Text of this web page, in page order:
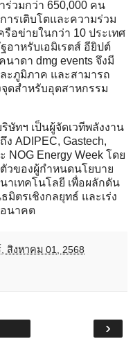
ร่วมกว่า 650,000 คน
รเติบโตและความร่วม
อข่ายในกว่า 10 ประเทศ
อาหรับเอมิเรตส์ อียิปต์
าดา dmg events จึงมี
ะภูมิภาค และสามารถ
ดสำหรับอุตสาหกรรม
ษัทฯ เป็นผู้จัดเวทีพลังงาน
ADIPEC, Gastech,
NOG Energy Week โดย
วของผู้กำหนดนโยบาย
เทคโนโลยี เพื่อผลักดัน
มิตรเชิงกลยุทธ์ และเร่ง
นาคต
สิงหาคม 01, 2568
›